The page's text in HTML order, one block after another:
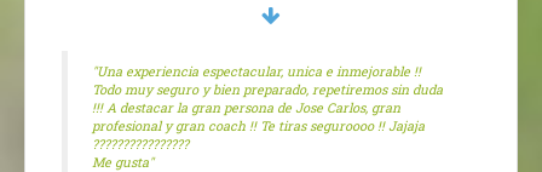
"Una experiencia espectacular, unica e inmejorable !!
Todo muy seguro y bien preparado, repetiremos sin duda
!!! A destacar la gran persona de Jose Carlos, gran
profesional y gran coach !! Te tiras seguroooo !! Jajaja
????????????????
Me gusta"